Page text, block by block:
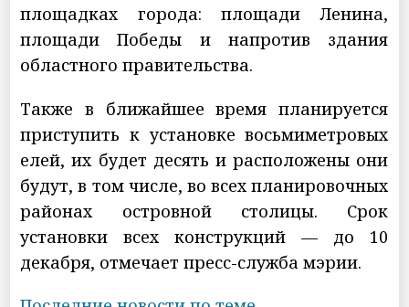
площадках города: площади Ленина,
площади Победы и напротив здания
областного правительства.
Также в ближайшее время планируется
приступить к установке восьмиметровых
елей, их будет десять и расположены они
будут, в том числе, во всех планировочных
районах островной столицы. Срок
установки всех конструкций — до 10
декабря, отмечает пресс-служба мэрии.